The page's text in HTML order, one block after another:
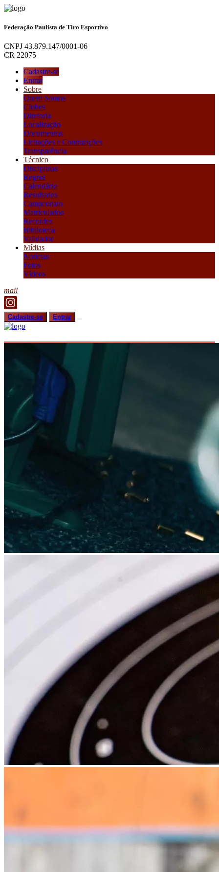
Federação Paulista de Tiro Esportivo
CNPJ 43.879.147/0001-06
CR 22075
Cadastre-se
Entrar
Sobre
Quem Somos
Clubes
Diretoria
Localização
Documentos
Licitações e Contratações
Transparência
Técnico
Disciplinas
Regras
Calendário
Resultados
Campeonato
Matriculados
Recordes
Biblioteca
Validador
Mídias
Notícias
Fotos
Vídeos
mail
Cadastre-se Entrar